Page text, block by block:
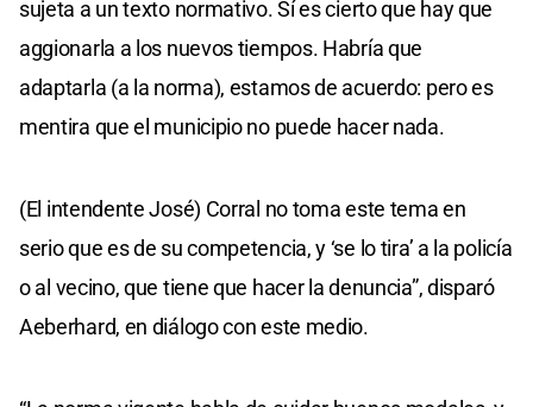
sujeta a un texto normativo. Sí es cierto que hay que
aggionarla a los nuevos tiempos. Habría que
adaptarla (a la norma), estamos de acuerdo: pero es
mentira que el municipio no puede hacer nada.
(El intendente José) Corral no toma este tema en
serio que es de su competencia, y ‘se lo tira’ a la policía
o al vecino, que tiene que hacer la denuncia”, disparó
Aeberhard, en diálogo con este medio.